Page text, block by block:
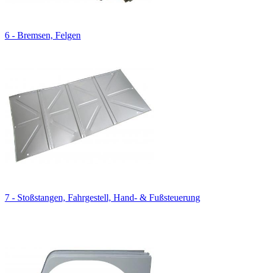
6 - Bremsen, Felgen
7 - Stoßstangen, Fahrgestell, Hand- & Fußsteuerung